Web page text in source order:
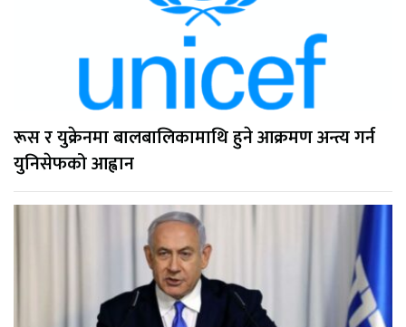
रूस र युक्रेनमा बालबालिकामाथि हुने आक्रमण अन्त्य गर्न
युनिसेफको आह्वान